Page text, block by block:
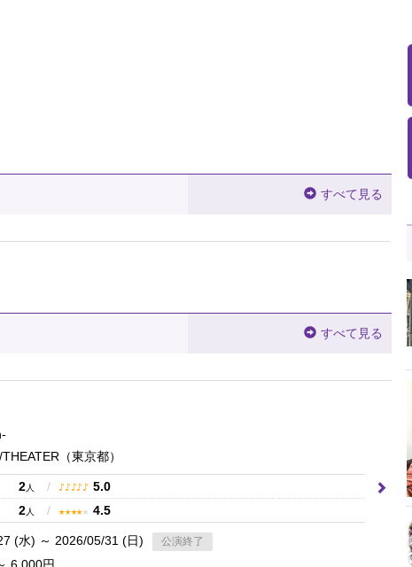
すべて見る
すべて見る
（東京都）
2人 / ♪ ♪ ♪ ♪ ♪
5.0
2人 / ★ ★ ★ ★ ★ 4.5
(水) ～ 2026/05/31 (日) 公演終了